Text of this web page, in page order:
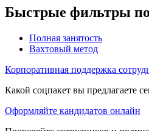
Быстрые фильтры
Полная занятость
Вахтовый метод
Корпоративная поддержка
Какой соцпакет вы предлагаете
Оформляйте кандидатов онлайн